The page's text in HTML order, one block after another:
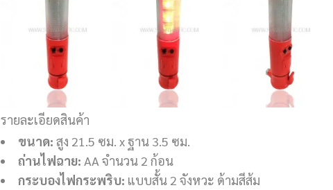
รายละเอียดสินค้า
ขนาด: สูง 21.5 ซม. x ฐาน 3.5 ซม.
ถ่านไฟฉาย: AA จำนวน 2 ก้อน
กระบองไฟกระพริบ: แบบสั้น 2 จังหวะ ด้ามสีส้ม